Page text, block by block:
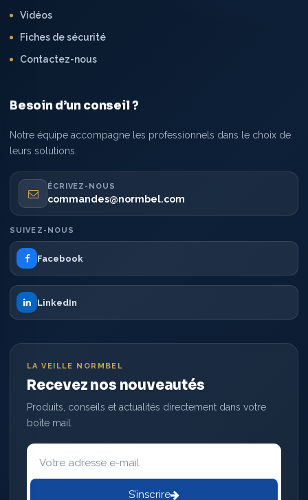
Vidéos
Fiches de sécurité
Contactez-nous
Besoin d’un conseil ?
Notre équipe accompagne les professionnels dans le choix de
leurs solutions.
ÉCRIVEZ-NOUS
commandes@normbel.com
SUIVEZ-NOUS
Facebook
LinkedIn
LA VEILLE NORMBEL
Recevez nos nouveautés
Produits, conseils et actualités directement dans votre
boîte mail.
Votre
adresse
mail
S’inscrire